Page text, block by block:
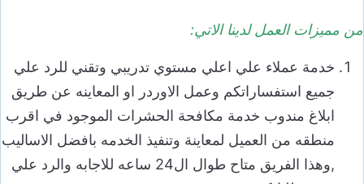
من مميزات العمل لدينا الاتي:
خدمة عملاء علي اعلي مستوي تدريبي وتقني للرد علي
جميع استفساراتكم وعمل الاوردر او المعاينه عن طريق
ابلاغ مندوب خدمة مكافحة الحشرات الموجود في اقرب
منطقه من العميل لمعاينة وتنفيذ الخدمه بافضل الاساليب
,وهذا الفريق متاح طوال ال24 ساعه للاجابه والرد علي